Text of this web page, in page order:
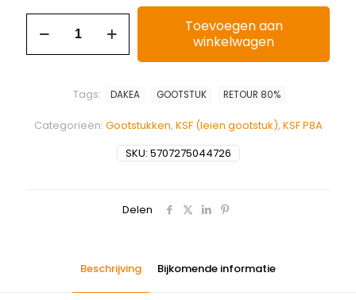
Toevoegen aan
winkelwagen
SKU: 5707275044726
Categorieën: Gootstukken, KSF (leien gootstuk), KSF P8A
Tags: DAKEA GOOTSTUK RETOUR 80%
Delen
Beschrijving Bijkomende informatie